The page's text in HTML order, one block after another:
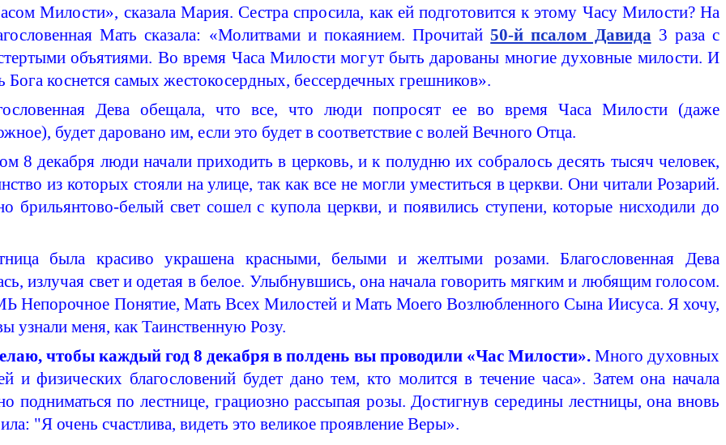
Милости», сказала Мария. Сестра спросила, как ей подготовится к этому Часу Милости? На
Мать сказала: «Молитвами и покаянием. Прочитай50-й псалом Давида3 раза с
объятиями. Во время Часа Милости могут быть дарованы многие духовные милости. И
Бога коснется самых жестокосердных, бессердечных грешников».
Дева обещала, что все, что люди попросят ее во время Часа Милости (даже
будет даровано им, если это будет в соответствие с волей Вечного Отца.
8 декабря люди начали приходить в церковь, и к полудню их собралось десять тысяч человек,
из которых стояли на улице, так как все не могли уместиться в церкви. Они читали Розарий.
брильянтово-белый свет сошел с купола церкви, и появились ступени, которые нисходили до
была красиво украшена красными, белыми и желтыми розами. Благословенная Дева
излучая свет и одетая в белое. Улыбнувшись, она начала говорить мягким и любящим голосом.
Непорочное Понятие, Мать Всех Милостей и Мать Моего Возлюбленного Сына Иисуса. Я хочу,
узнали меня, как Таинственную Розу.
чтобы каждый год 8 декабря в полдень вы проводили «Час Милости».Много духовных
и физических благословений будет дано тем, кто молится в течение часа». Затем она начала
подниматься по лестнице, грациозно рассыпая розы. Достигнув середины лестницы, она вновь
"Я очень счастлива, видеть это великое проявление Веры».